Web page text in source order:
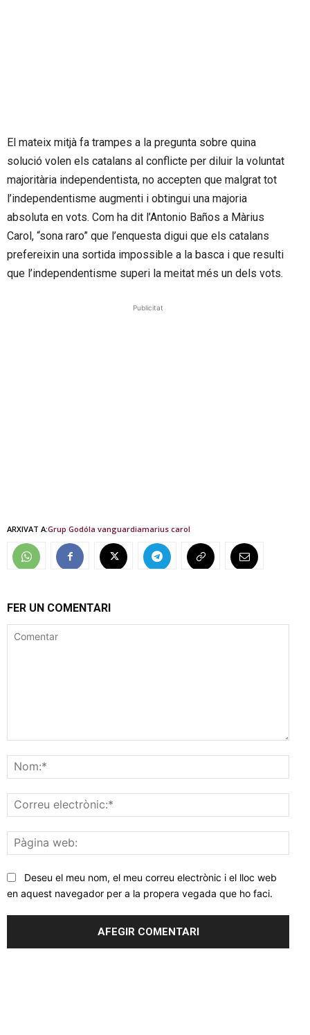
El mateix mitjà fa trampes a la pregunta sobre quina
solució volen els catalans al conflicte per diluir la voluntat
majoritària independentista, no accepten que malgrat tot
l’independentisme augmenti i obtingui una majoria
absoluta en vots. Com ha dit l’Antonio Baños a Màrius
Carol, “sona raro” que l’enquesta digui que els catalans
prefereixin una sortida impossible a la basca i que resulti
que l’independentisme superi la meitat més un dels vots.
Publicitat
ARXIVAT A:Grup Godóla vanguardiamarius carol
FER UN COMENTARI
web:
Deseu el meu nom, el meu correu electrònic i el lloc web
en aquest navegador per a la propera vegada que ho faci.